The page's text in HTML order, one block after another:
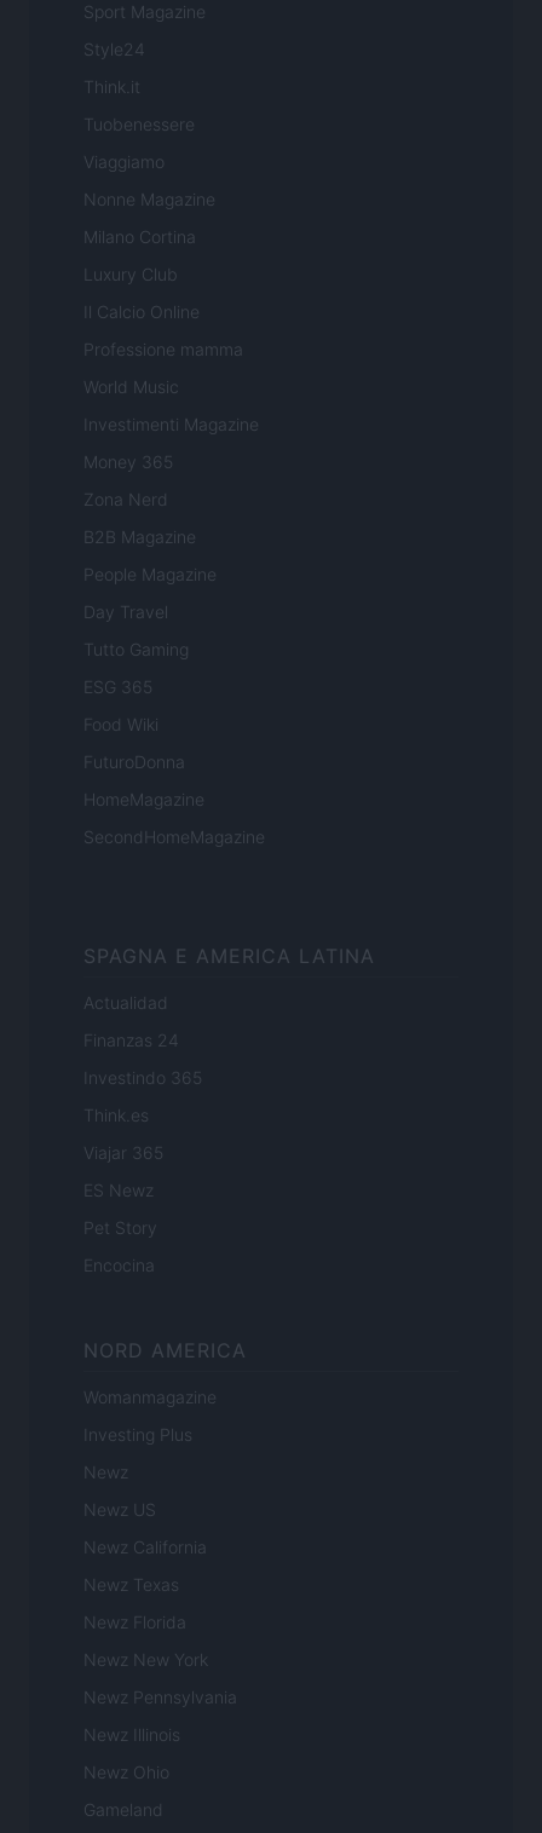
Sport Magazine
Style24
Think.it
Tuobenessere
Viaggiamo
Nonne Magazine
Milano Cortina
Luxury Club
Il Calcio Online
Professione mamma
World Music
Investimenti Magazine
Money 365
Zona Nerd
B2B Magazine
People Magazine
Day Travel
Tutto Gaming
ESG 365
Food Wiki
FuturoDonna
HomeMagazine
SecondHomeMagazine
SPAGNA E AMERICA LATINA
Actualidad
Finanzas 24
Investindo 365
Think.es
Viajar 365
ES Newz
Pet Story
Encocina
NORD AMERICA
Womanmagazine
Investing Plus
Newz
Newz US
Newz California
Newz Texas
Newz Florida
Newz New York
Newz Pennsylvania
Newz Illinois
Newz Ohio
Gameland